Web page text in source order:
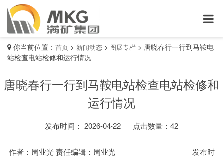
你当前位置： 首页 > 新闻动态 > 图展专栏 > 唐晓春行一行到马鞍电
站检查电站检修和运行情况
唐晓春行一行到马鞍电站检查电站检修和
运行情况
发布时间： 2026-04-22 点击数量： 42
作者：周业光 责任编辑：周业光 发布时